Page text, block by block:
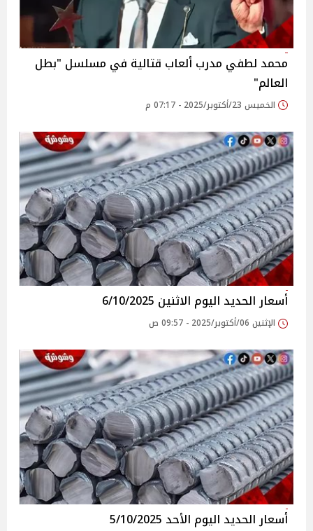
محمد لطفي مدرب ألعاب قتالية في مسلسل "بطل
العالم"
الخميس 23/أكتوبر/2025 - 07:17 م
أسعار الحديد اليوم الاثنين 6/10/2025
الإثنين 06/أكتوبر/2025 - 09:57 ص
أسعار الحديد اليوم الأحد 5/10/2025